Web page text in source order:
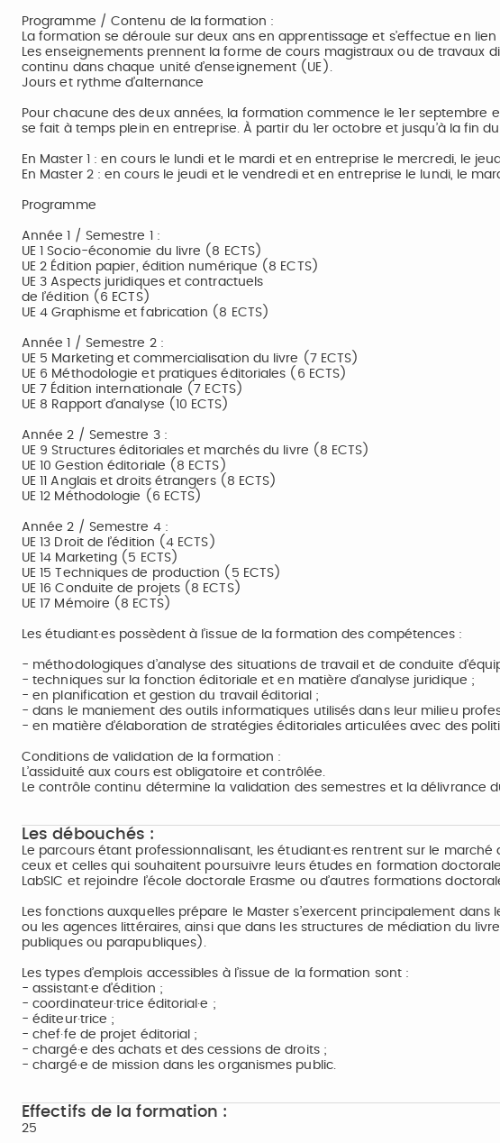
Programme / Contenu de la formation :
La formation se déroule sur deux ans en apprentissage et s’effectue en lien
Les enseignements prennent la forme de cours magistraux ou de travaux
continu dans chaque unité d’enseignement (UE).
Jours et rythme d’alternance
Pour chacune des deux années, la formation commence le 1er septembre
se fait à temps plein en entreprise. À partir du 1er octobre et jusqu’à la fin
En Master 1 : en cours le lundi et le mardi et en entreprise le mercredi, le
En Master 2 : en cours le jeudi et le vendredi et en entreprise le lundi, le
Programme
Année 1 / Semestre 1 :
UE 1 Socio-économie du livre (8 ECTS)
UE 2 Édition papier, édition numérique (8 ECTS)
UE 3 Aspects juridiques et contractuels
de l’édition (6 ECTS)
UE 4 Graphisme et fabrication (8 ECTS)
Année 1 / Semestre 2 :
UE 5 Marketing et commercialisation du livre (7 ECTS)
UE 6 Méthodologie et pratiques éditoriales (6 ECTS)
UE 7 Édition internationale (7 ECTS)
UE 8 Rapport d’analyse (10 ECTS)
Année 2 / Semestre 3 :
UE 9 Structures éditoriales et marchés du livre (8 ECTS)
UE 10 Gestion éditoriale (8 ECTS)
UE 11 Anglais et droits étrangers (8 ECTS)
UE 12 Méthodologie (6 ECTS)
Année 2 / Semestre 4 :
UE 13 Droit de l’édition (4 ECTS)
UE 14 Marketing (5 ECTS)
UE 15 Techniques de production (5 ECTS)
UE 16 Conduite de projets (8 ECTS)
UE 17 Mémoire (8 ECTS)
Les étudiant·es possèdent à l’issue de la formation des compétences :
- méthodologiques d’analyse des situations de travail et de conduite
- techniques sur la fonction éditoriale et en matière d’analyse juridique ;
- en planification et gestion du travail éditorial ;
- dans le maniement des outils informatiques utilisés dans leur milieu
- en matière d’élaboration de stratégies éditoriales articulées avec des
Conditions de validation de la formation :
L’assiduité aux cours est obligatoire et contrôlée.
Le contrôle continu détermine la validation des semestres et la délivrance
Les débouchés :
Le parcours étant professionnalisant, les étudiant·es rentrent sur le
ceux et celles qui souhaitent poursuivre leurs études en formation
LabSIC et rejoindre l’école doctorale Erasme ou d’autres formations
Les fonctions auxquelles prépare le Master s’exercent principalement
ou les agences littéraires, ainsi que dans les structures de médiation du
publiques ou parapubliques).
Les types d’emplois accessibles à l’issue de la formation sont :
- assistant·e d’édition ;
- coordinateur·trice éditorial·e ;
- éditeur·trice ;
- chef·fe de projet éditorial ;
- chargé·e des achats et des cessions de droits ;
- chargé·e de mission dans les organismes public.
Effectifs de la formation :
25